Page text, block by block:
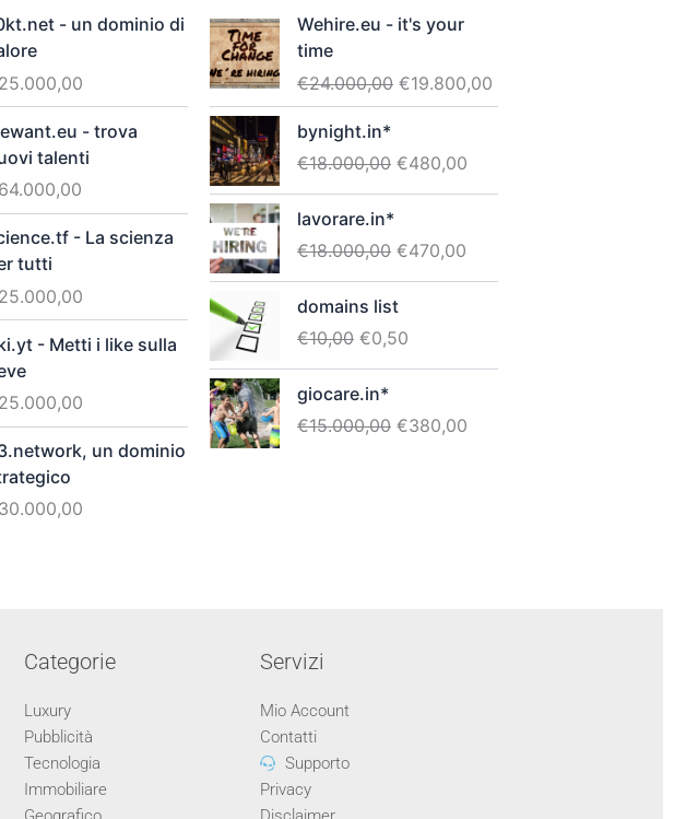
- un dominio di
25.000,00
- trova
talenti
64.000,00
- La scienza
tutti
25.000,00
- Metti i like sulla
25.000,00
un dominio
30.000,00
Wehire.eu - it's your
time
€24.000,00
Il
prezzo
era:
€19.800,00
bynight.in*
€18.000,00 originale
era:
€480,00
è:
lavorare.in*
€18.000,00 originale
era:
€18.000,00.
€470,00
è:
domains list
€10,00
prezzo
originale
era:
€10,00.
€0,50
è:
giocare.in*
€15.000,00 originale
€380,00
Categorie
Luxury
Pubblicità
Tecnologia
Immobiliare
Servizi
Mio Account
Contatti
Supporto
Privacy